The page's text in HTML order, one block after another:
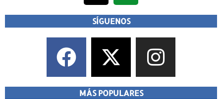
SÍGUENOS
MÁS POPULARES